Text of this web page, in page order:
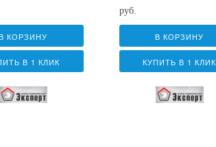
В КОРЗИНУ
В 1 КЛИК
руб.
В КОРЗИНУ
КУПИТЬ В 1 КЛИК